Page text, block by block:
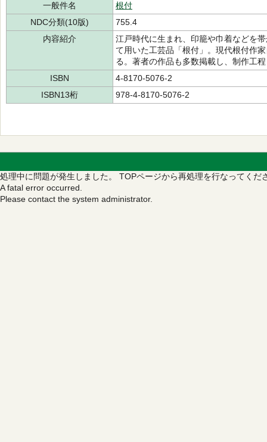
一般件名
根付
NDC分類(10版)
755.4
内容紹介
江戸時代に生まれ、印籠や巾着などを
て用いた工芸品「根付」。現代根付作
る。著者の作品も多数掲載し、制作工
ISBN
4-8170-5076-2
ISBN13桁
978-4-8170-5076-2
処理中に問題が発生しました。 TOPページから再処理を行なってくだ
A fatal error occurred.
Please contact the system administrator.